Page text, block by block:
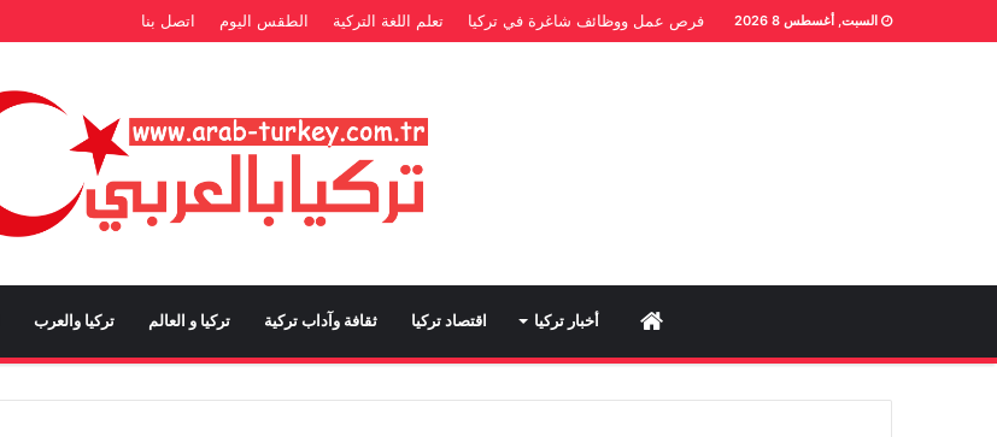
السبت, أغسطس 8 2026 فرص عمل ووظائف شاغرة في تركيا تعلم اللغة التركية الطقس اليوم اتصل بنا
Home أخبار تركيا اقتصاد تركيا ثقافة وآداب تركية تركيا و العالم تركيا والعرب